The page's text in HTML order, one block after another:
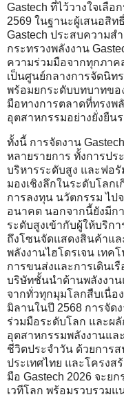
Gastech ที่ไว้วางใจเลือ
2569 ในฐานะผู้เสนอสิ
Gastech ประสบความส
กระทรวงพลังงาน
ความร่วมมือจากทุกภาค
เป็นศูนย์กลางการจัดนิท
พร้อมยกระดับบทบาทขอ
มือทางการตลาดที่ทรงพ
อุตสาหกรรมอย่างยั่งยืน
ทั้งนี้ การจัดงาน
หลายรายการ ทั้งการปร
บริหารระดับสูง และฟอ
มองเชิงลึกในระดับโลก
การลงทุน นวัตกรรม ไป
อนาคต นอกจากนี้ยังมีก
ระดับสูงเข้ากับผู้ให้บริก
ถึงโซนจัดแสดงสินค้าแล
พลังงานไฮโดรเจน เท
การขนส่งและการเดินเ
บริษัทชั้นนำด้านพลังงา
จากทั่วทุกมุมโลกสืบเนื่อ
มิลานในปี 2568 การจัด
ร่วมมือระดับโลก และผ
อุตสาหกรรมพลังงานแล
ชีวิตประจำวัน ด้วยการ
ประเทศไทย และโครงส
มือ Gastech 2026 จะย
เวทีโลก พร้อมรวบรวม